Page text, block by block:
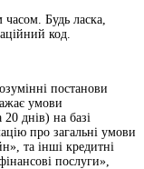
Будь ласка,
код.
постанови
умови
днів) на базі
про загальні умови
та інші кредитні
послуги»,